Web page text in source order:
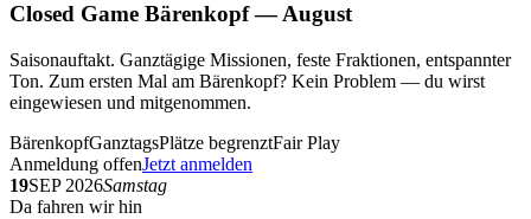
Closed Game Bärenkopf — August
Saisonauftakt. Ganztägige Missionen, feste Fraktionen, entspannter
Ton. Zum ersten Mal am Bärenkopf? Kein Problem — du wirst
eingewiesen und mitgenommen.
BärenkopfGanztagsPlätze begrenztFair Play
Anmeldung offenJetzt anmelden
19SEP 2026Samstag
Da fahren wir hin